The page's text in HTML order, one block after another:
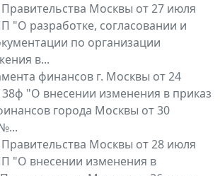
Москвы от 27 июля
"О разработке, согласовании и
по организации
в...
финансов г. Москвы от 24
"О внесении изменения в приказ
города Москвы от 30
Москвы от 28 июля
"О внесении изменения в